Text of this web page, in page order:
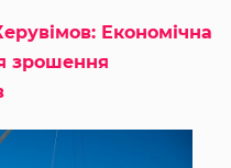
Економічна
зрошення